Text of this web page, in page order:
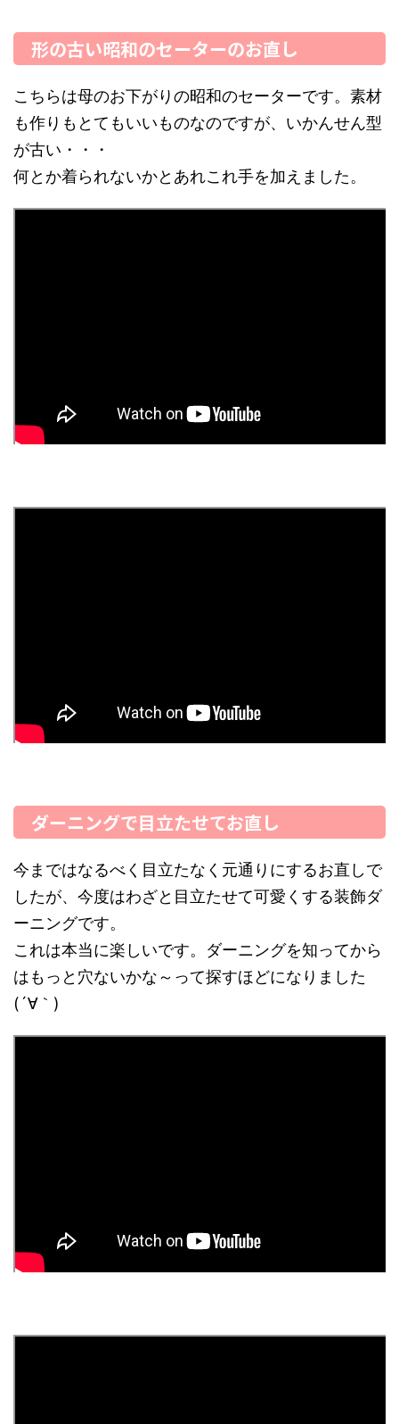
形の古い昭和のセーターのお直し
こちらは母のお下がりの昭和のセーターです。素材
も作りもとてもいいものなのですが、いかんせん型
が古い・・・
何とか着られないかとあれこれ手を加えました。
ダーニングで目立たせてお直し
今まではなるべく目立たなく元通りにするお直しで
したが、今度はわざと目立たせて可愛くする装飾ダ
ーニングです。
これは本当に楽しいです。ダーニングを知ってから
はもっと穴ないかな～って探すほどになりました
(´∀｀)